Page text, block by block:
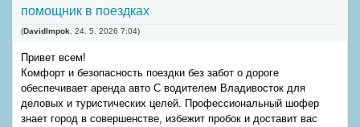
помощник в поездках
(DavidImpok 24. 5. 2026 7:04)
Привет всем!
Комфорт и безопасность поездки без забот о дороге
обеспечивает аренда авто С водителем Владивосток для
деловых и туристических целей. Профессиональный шофер
знает город в совершенстве, избежит пробок и доставит вас